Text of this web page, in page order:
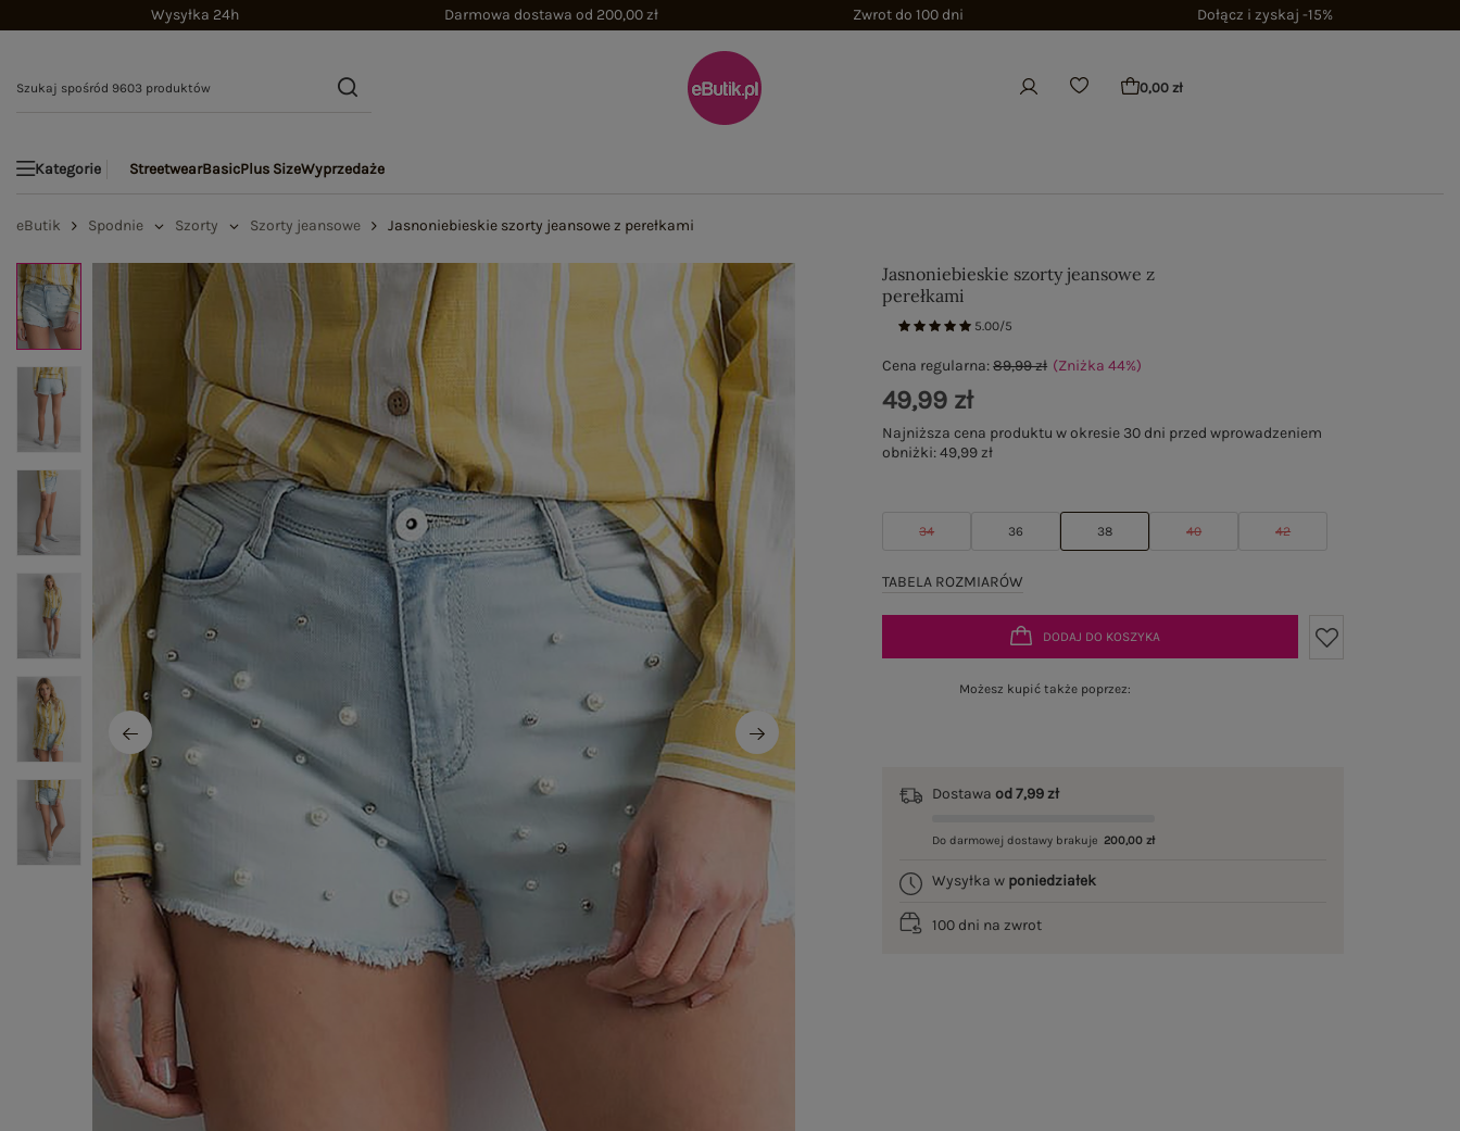
Wysyłka 24h Darmowa dostawa od 200,00 zł Zwrot do 100 dni Dołącz i zyskaj -15%
0,00 zł
Kategorie StreetwearBasicPlus SizeWyprzedaże
eButik Spodnie Szorty Szorty jeansowe Jasnoniebieskie szorty jeansowe z perełkami
Jasnoniebieskie szorty jeansowe z
perełkami
5.00/5
34 36 38 40 42
TABELA ROZMIARÓW
Cena regularna:89,99 zł (Zniżka44%)
49,99 zł
Najniższa cena produktu w okresie 30 dni przed wprowadzeniem
obniżki:49,99 zł
DODAJ DO KOSZYKA
Możesz kupić także poprzez:
Dostawaod 7,99 zł
Do darmowej dostawy brakuje 200,00 zł
Wysyłka w poniedziałek
100 dni na zwrot